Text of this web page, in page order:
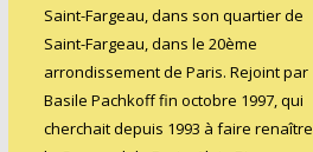
Saint-Fargeau, dans son quartier de
Saint-Fargeau, dans le 20ème
arrondissement de Paris. Rejoint par
Basile Pachkoff fin octobre 1997, qui
cherchait depuis 1993 à faire renaître